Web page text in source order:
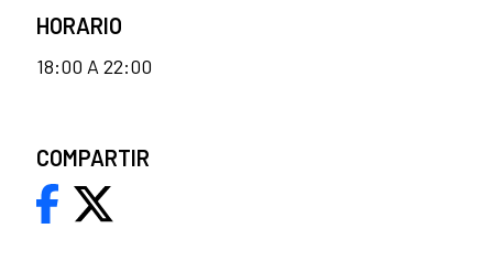
HORARIO
18:00 A 22:00
COMPARTIR